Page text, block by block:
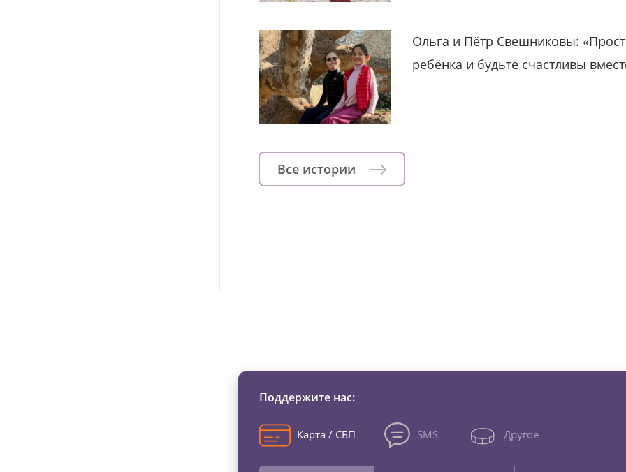
Ольга и Пётр Свешниковы:
ребёнка и будьте счастливы
Все истории
Поддержите нас:
Карта / СБП SMS Другое